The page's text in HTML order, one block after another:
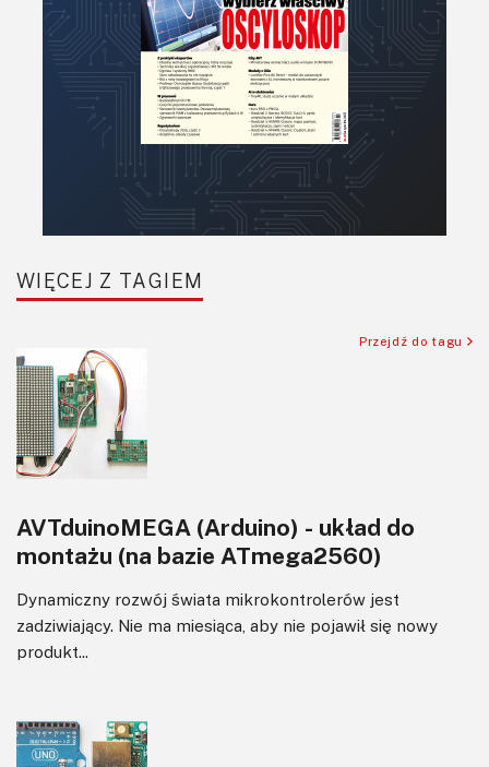
WIĘCEJ Z TAGIEM
Przejdź do tagu
AVTduinoMEGA (Arduino) - układ do
montażu (na bazie ATmega2560)
Dynamiczny rozwój świata mikrokontrolerów jest
zadziwiający. Nie ma miesiąca, aby nie pojawił się nowy
produkt...